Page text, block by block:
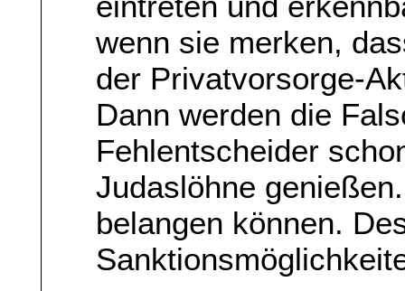
wenn sie merken,
der Privatvorsorge-
Dann werden die
Fehlentscheider
Judaslöhne
belangen können.